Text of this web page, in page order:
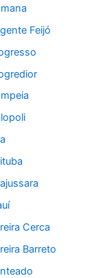
Feijó
Cerca
Barreto